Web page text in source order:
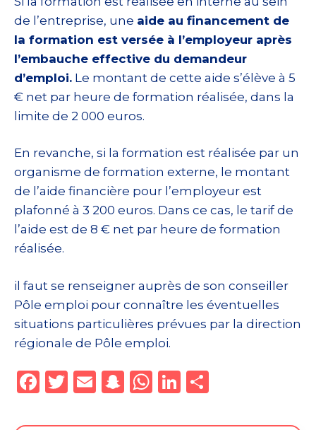
de l’entreprise, une aide au financement de
la formation est versée à l’employeur après
l’embauche effective du demandeur
d’emploi. Le montant de cette aide s’élève à 5
€ net par heure de formation réalisée, dans la
limite de 2 000 euros.
En revanche, si la formation est réalisée par un
organisme de formation externe, le montant
de l’aide financière pour l’employeur est
plafonné à 3 200 euros. Dans ce cas, le tarif de
l’aide est de 8 € net par heure de formation
réalisée.
il faut se renseigner auprès de son conseiller
Pôle emploi pour connaître les éventuelles
situations particulières prévues par la direction
régionale de Pôle emploi.
F
T
E
S
W Li